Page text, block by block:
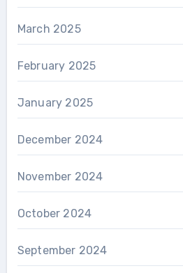
March 2025
February 2025
January 2025
December 2024
November 2024
October 2024
September 2024